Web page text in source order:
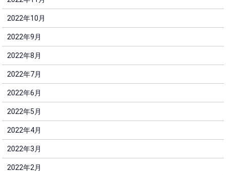
2022年10月
2022年9月
2022年8月
2022年7月
2022年6月
2022年5月
2022年4月
2022年3月
2022年2月